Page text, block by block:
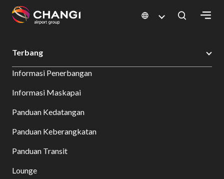
Changi
Language
Changi Airport Bersantap dan Belanja Direktori Toko Shop Detail
Terbang
Informasi Penerbangan
Informasi Maskapai
Panduan Kedatangan
Panduan Keberangkatan
Panduan Transit
Lounge